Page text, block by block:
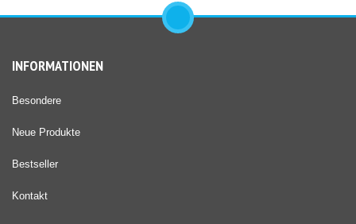
INFORMATIONEN
Besondere
Neue Produkte
Bestseller
Kontakt